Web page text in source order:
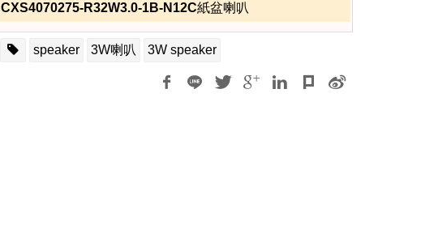
CXS4070275-R32W3.0-1B-N12C紙盆喇叭
speaker 3W喇叭 3W speaker